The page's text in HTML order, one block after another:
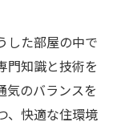
した部屋の中で
門知識と技術を
気のバランスを
、快適な住環境